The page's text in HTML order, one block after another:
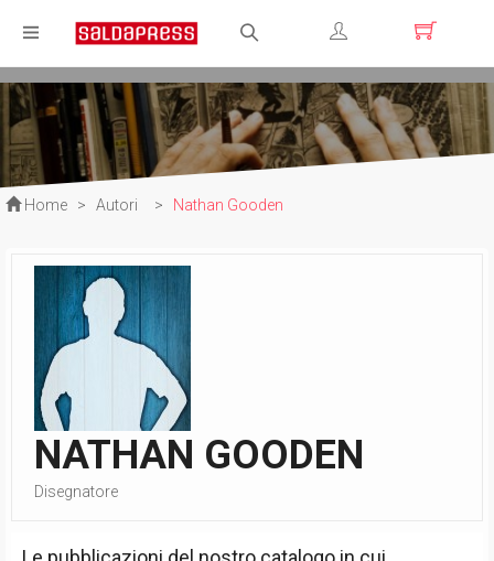
Registrati
Login
Home > Autori > Nathan Gooden
NATHAN GOODEN
Disegnatore